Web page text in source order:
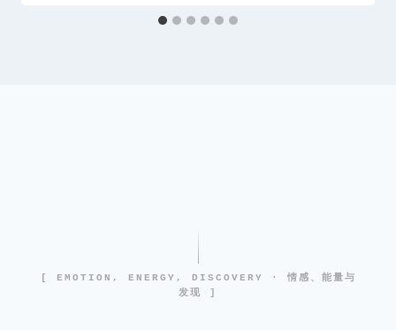
[ EMOTION, ENERGY, DISCOVERY · 情感、能量与
发现 ]